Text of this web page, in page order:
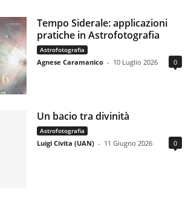
Tempo Siderale: applicazioni
pratiche in Astrofotografia
Astrofotografia
Agnese Caramanico - 10 Luglio 2026 0
Un bacio tra divinità
Astrofotografia
Luigi Civita (UAN) - 11 Giugno 2026 0